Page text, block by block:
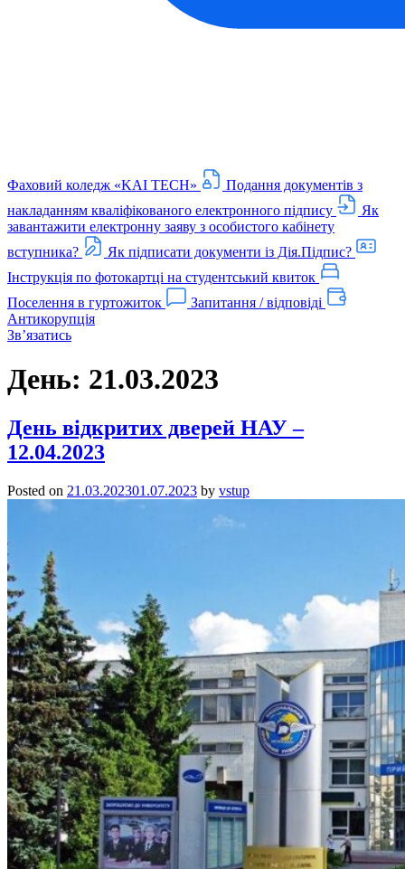
Фаховий коледж «KAI TECH»
Подання документів з
накладанням кваліфікованого електронного підпису
Як
завантажити електронну заяву з особистого кабінету
вступника?
Як підписати документи із Дія.Підпис?
Інструкція по фотокартці на студентський квиток
Поселення в гуртожиток
Запитання / відповіді
Антикорупція
Звʼязатись
День: 21.03.2023
День відкритих дверей НАУ –
12.04.2023
Posted on 21.03.202301.07.2023 by vstup